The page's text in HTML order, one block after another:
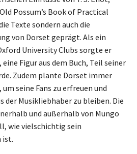
Possum’s Book of Practical
Texte sondern auch die
von Dorset geprägt. Als ein
University Clubs sorgte er
Figur aus dem Buch, Teil seiner
Zudem plante Dorset immer
seine Fans zu erfreuen und
der Musikliebhaber zu bleiben. Die
und außerhalb von Mungo
wie vielschichtig sein
ist.